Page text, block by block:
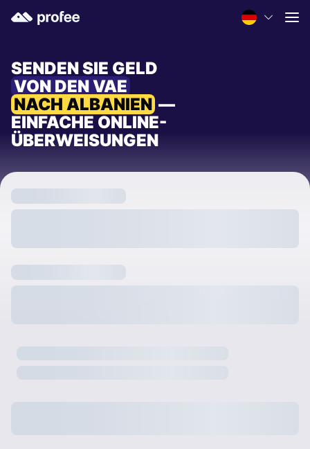
SENDEN SIE GELD
VON DEN VAE
NACH ALBANIEN —
EINFACHE ONLINE-
ÜBERWEISUNGEN